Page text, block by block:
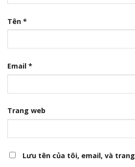
Tên *
Email *
Trang web
Lưu tên của tôi, email, và